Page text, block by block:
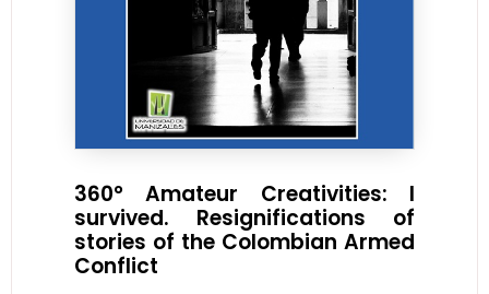
360° Amateur Creativities: I
survived. Resignifications of
stories of the Colombian Armed
Conflict